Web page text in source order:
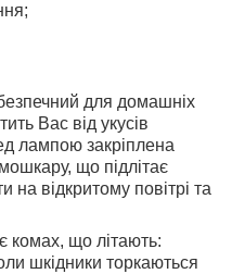
для домашніх
Вас від укусів
лампою закріплена
що підлітає
відкритому повітрі та
комах, що літають:
шкідники торкаються